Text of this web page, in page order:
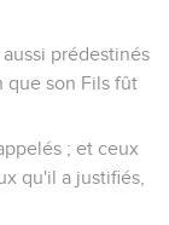
prédestinés
que son Fils fût
; et ceux
qu'il a justifiés,